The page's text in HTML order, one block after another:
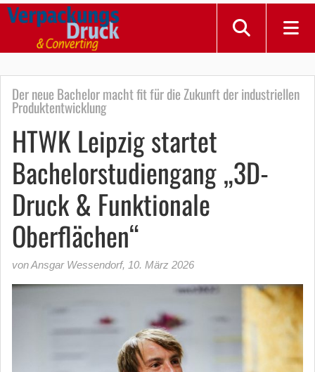
Der neue Bachelor macht fit für die Zukunft der industriellen
Produktentwicklung
HTWK Leipzig startet
Bachelorstudiengang „3D-
Druck & Funktionale
Oberflächen“
von Ansgar Wessendorf, 10. März 2026